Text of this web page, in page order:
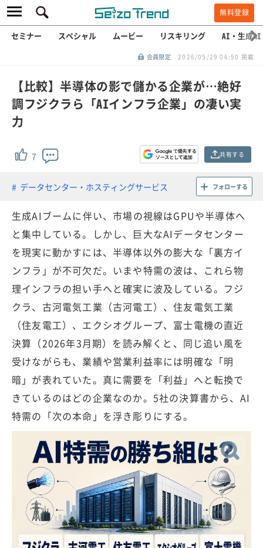
無料登録
セミナー スペシャル ムービー リスキリング AI・生成AI
会員限定 2026/05/29 06:50 掲載
【比較】半導体の影で儲かる企業が…絶好
調フジクラら「AIインフラ企業」の凄い実
力
7 共有する
データセンター・ホスティングサービス フォローする
生成AIブームに伴い、市場の視線はGPUや半導体へ
と集中している。しかし、巨大なAIデータセンター
を現実に動かすには、半導体以外の膨大な「裏方イ
ンフラ」が不可欠だ。いまや特需の波は、これら物
理インフラの担い手へと確実に波及している。フジ
クラ、古河電気工業（古河電工）、住友電気工業
（住友電工）、エクシオグループ、富士電機の直近
決算（2026年3月期）を読み解くと、同じ追い風を
受けながらも、業績や営業利益率には明確な「明
暗」が表れていた。真に需要を「利益」へと転換で
きているのはどの企業なのか。5社の決算書から、AI
特需の「次の本命」を浮き彫りにする。